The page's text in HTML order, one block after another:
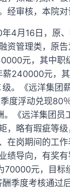
审核，本院对
4月16日，原
资管理类，原
元，其中
240000元，
。《远洋集团
度浮动兑现80
《远洋集团
，略有瑕疵等
在岗期间的工
绩导向，有奖
元，目标
季度考核通过